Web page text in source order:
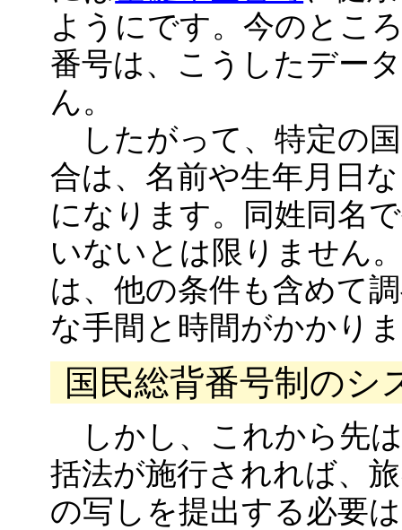
ようにです。今のとこ
番号は、こうしたデー
ん。
したがって、特定の
合は、名前や生年月日
になります。同姓同名
いないとは限りません
は、他の条件も含めて
な手間と時間がかかり
国民総背番号制のシ
しかし、これから先
括法が施行されれば、
の写しを提出する必要